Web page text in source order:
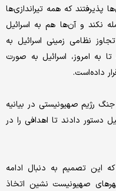
پذیرفتند که همه تیراندازی‌ها
نکند و آن‌ها هم به اسرائیل
که نخستین تجاوز نظامی زمینی اسرائیل به
جنگ ۱۹۴۸ رخ داد، تا به امروز، اسرائیل به صورت
داده‌است.
رژیم صهیونیستی در بیانیه
دستور دادند تا اهدافی را در
این تصمیم به دنبال ادامه
صهیونیست نشین اتخاذ